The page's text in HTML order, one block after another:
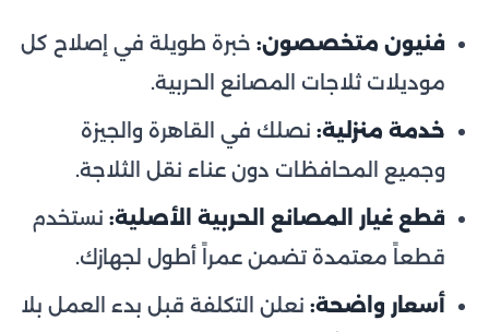
فنيون متخصصون: خبرة طويلة في إصلاح كل
موديلات ثلاجات المصانع الحربية.
خدمة منزلية: نصلك في القاهرة والجيزة
وجميع المحافظات دون عناء نقل الثلاجة.
قطع غيار المصانع الحربية الأصلية: نستخدم
قطعاً معتمدة تضمن عمراً أطول لجهازك.
أسعار واضحة: نعلن التكلفة قبل بدء العمل بلا